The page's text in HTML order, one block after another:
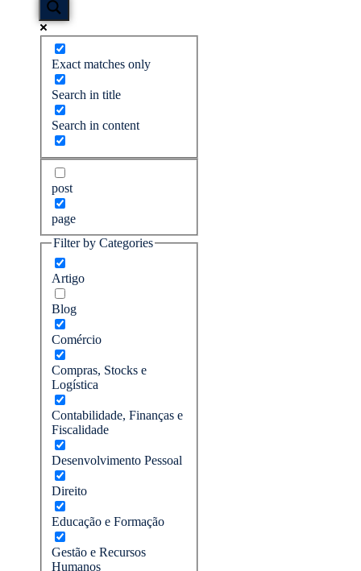
Exact matches only
Search in title
Search in content
post
page
Filter by Categories
Artigo
Blog
Comércio
Compras, Stocks e
Logística
Contabilidade, Finanças e
Fiscalidade
Desenvolvimento Pessoal
Direito
Educação e Formação
Gestão e Recursos
Humanos